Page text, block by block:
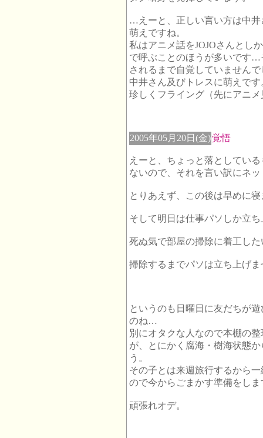
…えーと、正しい言い方は中
萌えですね。
私はアニメ話をJOJOさんとし
で呼ぶことのほうが多いです
されるまで自覚していませんで
中井さん及びトレスに萌えです
珍しくフライング（先にアニ
2005年05月20日(金)覚悟
えーと、ちょっと落としてい
ないので、それを言い訳にネ
とりあえず、この後は早めに
そして明日は仕事パソしか立
死ぬ気で部屋の掃除に着工し
掃除するまでパソは立ち上げ
というのも日曜日に友だちが
のね…
別にオタクな人なので本棚の
が、とにかく腐海・樹海状態
う。
その子とは来週旅行するから
ので今からごまかす準備をしま
頑張れオデ。